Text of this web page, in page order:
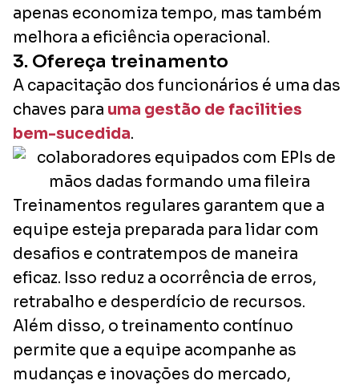
apenas economiza tempo, mas também
melhora a eficiência operacional.
3. Ofereça treinamento
A capacitação dos funcionários é uma das
chaves para uma gestão de facilities
bem-sucedida.
Treinamentos regulares garantem que a
equipe esteja preparada para lidar com
desafios e contratempos de maneira
eficaz. Isso reduz a ocorrência de erros,
retrabalho e desperdício de recursos.
Além disso, o treinamento contínuo
permite que a equipe acompanhe as
mudanças e inovações do mercado,